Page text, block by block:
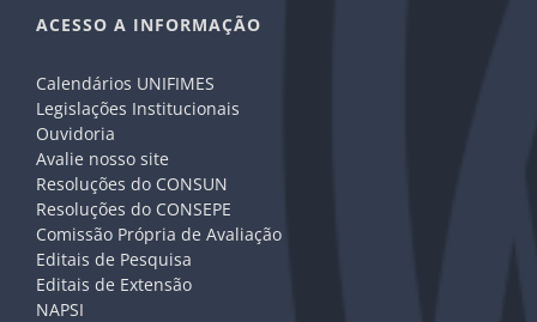
ACESSO A INFORMAÇÃO
Calendários UNIFIMES
Legislações Institucionais
Ouvidoria
Avalie nosso site
Resoluções do CONSUN
Resoluções do CONSEPE
Comissão Própria de Avaliação
Editais de Pesquisa
Editais de Extensão
NAPSI